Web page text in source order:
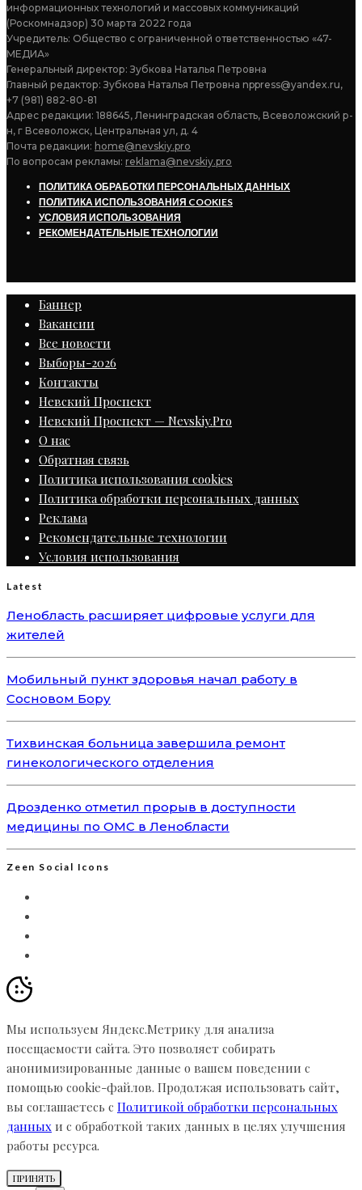
информационных технологий и массовых коммуникаций
(Роскомнадзор) 30 марта 2022 года
Учредитель: Общество с ограниченной ответственностью «47-
МЕДИА»
Генеральный директор: Зубкова Наталья Петровна
Главный редактор: Зубкова Наталья Петровна nppress@yandex.ru,
+7 (981) 882-80-81
Адрес редакции: 188645, Ленинградская область, Всеволожский р-
н, г Всеволожск, Центральная ул, д. 4
Почта редакции: home@nevskiy.pro
По вопросам рекламы: reklama@nevskiy.pro
ПОЛИТИКА ОБРАБОТКИ ПЕРСОНАЛЬНЫХ ДАННЫХ
ПОЛИТИКА ИСПОЛЬЗОВАНИЯ COOKIES
УСЛОВИЯ ИСПОЛЬЗОВАНИЯ
РЕКОМЕНДАТЕЛЬНЫЕ ТЕХНОЛОГИИ
Баннер
Вакансии
Все новости
Выборы-2026
Контакты
Невский Проспект
Невский Проспект — Nevskiy.Pro
О нас
Обратная связь
Политика использования cookies
Политика обработки персональных данных
Реклама
Рекомендательные технологии
Условия использования
Latest
Ленобласть расширяет цифровые услуги для
жителей
Мобильный пункт здоровья начал работу в
Сосновом Бору
Тихвинская больница завершила ремонт
гинекологического отделения
Дрозденко отметил прорыв в доступности
медицины по ОМС в Ленобласти
Zeen Social Icons
Мы используем Яндекс.Метрику для анализа
посещаемости сайта. Это позволяет собирать
анонимизированные данные о вашем поведении с
помощью cookie-файлов. Продолжая использовать сайт,
вы соглашаетесь с Политикой обработки персональных
данных и с обработкой таких данных в целях улучшения
работы ресурса.
ПРИНЯТЬ